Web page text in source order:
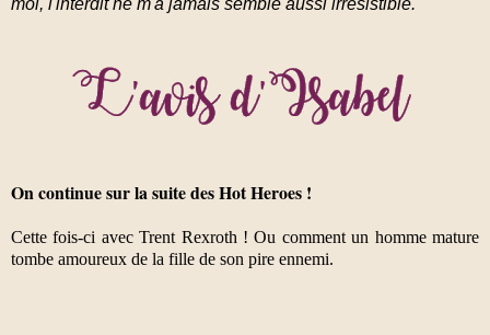
moi, l'interdit ne m'a jamais semblé aussi irrésistible.
On continue sur la suite des Hot Heroes !
Cette fois-ci avec Trent Rexroth ! Ou comment un homme mature
tombe amoureux de la fille de son pire ennemi.